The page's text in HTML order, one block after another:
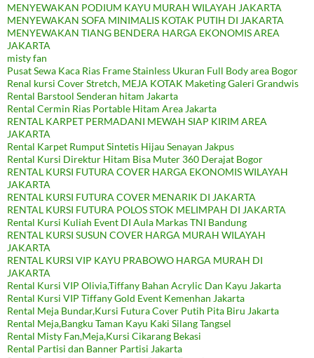
MENYEWAKAN PODIUM KAYU MURAH WILAYAH JAKARTA
MENYEWAKAN SOFA MINIMALIS KOTAK PUTIH DI JAKARTA
MENYEWAKAN TIANG BENDERA HARGA EKONOMIS AREA
JAKARTA
misty fan
Pusat Sewa Kaca Rias Frame Stainless Ukuran Full Body area Bogor
Renal kursi Cover Stretch, MEJA KOTAK Maketing Galeri Grandwis
Rental Barstool Senderan hitam Jakarta
Rental Cermin Rias Portable Hitam Area Jakarta
RENTAL KARPET PERMADANI MEWAH SIAP KIRIM AREA
JAKARTA
Rental Karpet Rumput Sintetis Hijau Senayan Jakpus
Rental Kursi Direktur Hitam Bisa Muter 360 Derajat Bogor
RENTAL KURSI FUTURA COVER HARGA EKONOMIS WILAYAH
JAKARTA
RENTAL KURSI FUTURA COVER MENARIK DI JAKARTA
RENTAL KURSI FUTURA POLOS STOK MELIMPAH DI JAKARTA
Rental Kursi Kuliah Event DI Aula Markas TNI Bandung
RENTAL KURSI SUSUN COVER HARGA MURAH WILAYAH
JAKARTA
RENTAL KURSI VIP KAYU PRABOWO HARGA MURAH DI
JAKARTA
Rental Kursi VIP Olivia,Tiffany Bahan Acrylic Dan Kayu Jakarta
Rental Kursi VIP Tiffany Gold Event Kemenhan Jakarta
Rental Meja Bundar,Kursi Futura Cover Putih Pita Biru Jakarta
Rental Meja,Bangku Taman Kayu Kaki Silang Tangsel
Rental Misty Fan,Meja,Kursi Cikarang Bekasi
Rental Partisi dan Banner Partisi Jakarta